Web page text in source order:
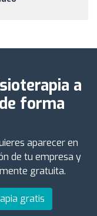
a
forma
aparecer en
de tu empresa y
gratuita.
gratis